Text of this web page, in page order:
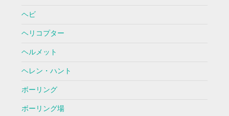
ヘビ
ヘリコプター
ヘルメット
ヘレン・ハント
ボーリング
ボーリング場